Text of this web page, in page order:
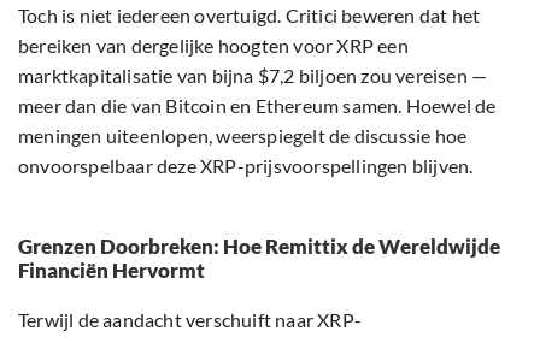
Toch is niet iedereen overtuigd. Critici beweren dat het
bereiken van dergelijke hoogten voor XRP een
marktkapitalisatie van bijna $7,2 biljoen zou vereisen —
meer dan die van Bitcoin en Ethereum samen. Hoewel de
meningen uiteenlopen, weerspiegelt de discussie hoe
onvoorspelbaar deze XRP-prijsvoorspellingen blijven.
Grenzen Doorbreken: Hoe Remittix de Wereldwijde
Financiën Hervormt
Terwijl de aandacht verschuift naar XRP-